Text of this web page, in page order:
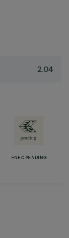
2.04
ENEC PENDING